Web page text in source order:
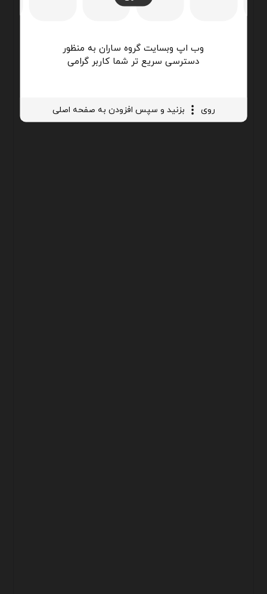
وب اپ وبسایت گروه ساران به منظور
دسترسی سریع تر شما کاربر گرامی
روی بزنید و سپس افزودن به صفحه اصلی